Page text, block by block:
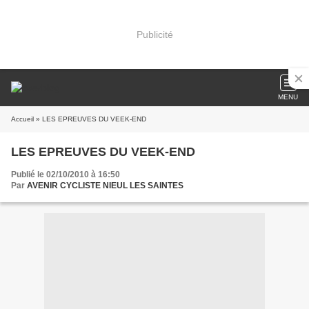
Publicité
MENU
Accueil » LES EPREUVES DU VEEK-END
LES EPREUVES DU VEEK-END
Publié le 02/10/2010 à 16:50
Par AVENIR CYCLISTE NIEUL LES SAINTES